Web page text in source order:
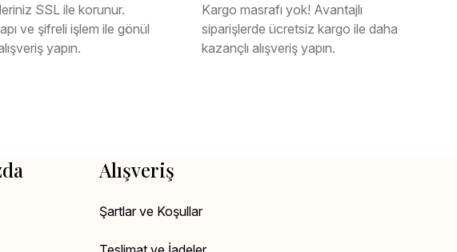
SSL ile korunur.
ve şifreli işlem ile gönül
yapın.
Kargo masrafı yok! Avantajlı
siparişlerde ücretsiz kargo ile daha
kazançlı alışveriş yapın.
Alışveriş
Şartlar ve Koşullar